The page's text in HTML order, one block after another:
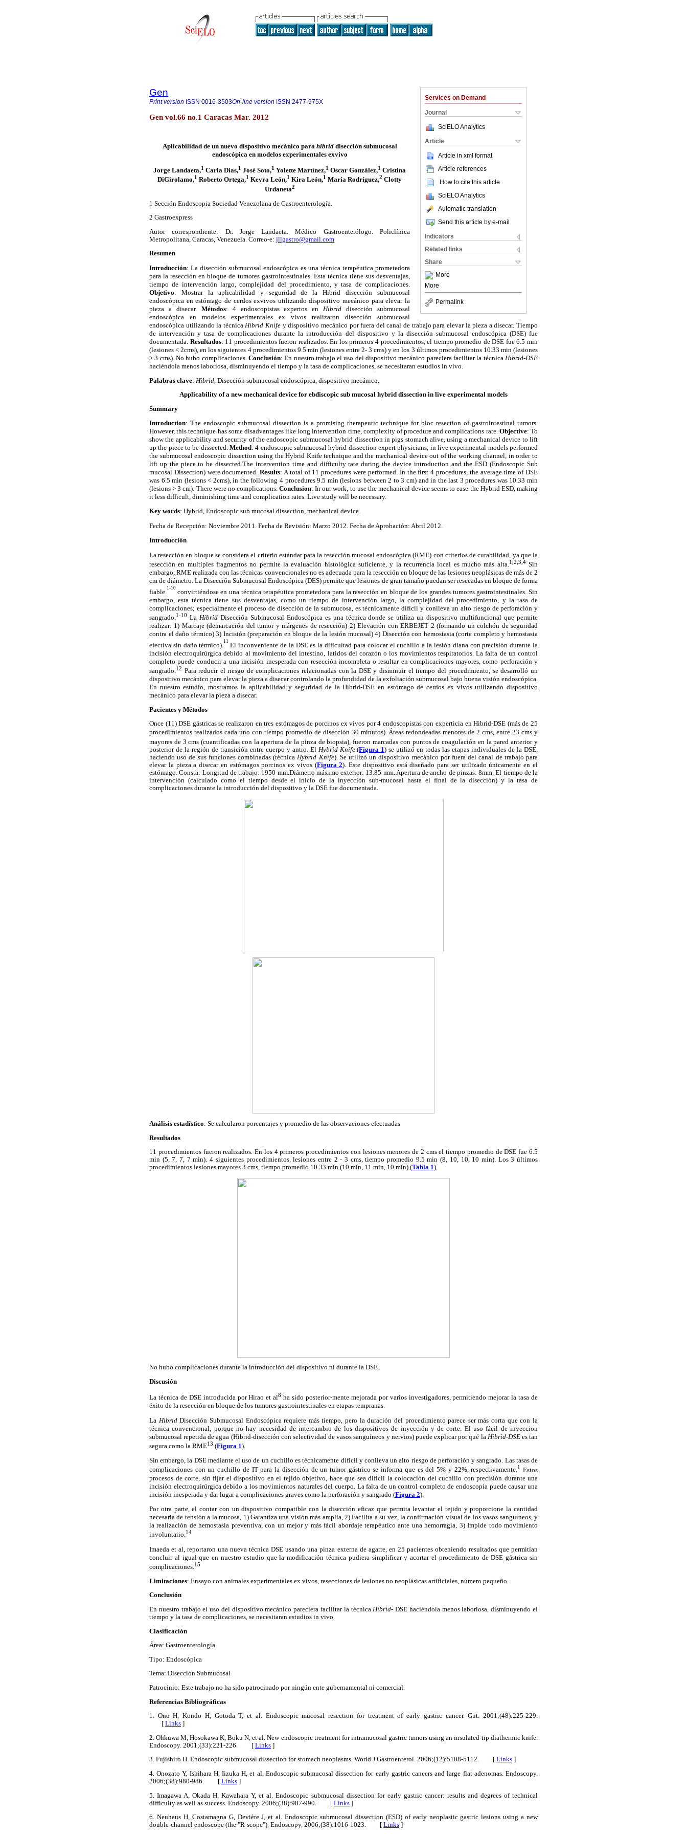
Services on Demand
Journal
SciELO Analytics
Article
Article in xml format
Article references
How to cite this article
SciELO Analytics
Automatic translation
Send this article by e-mail
Indicators
Related links
Share
More
More
Permalink
Gen
Print version ISSN 0016-3503On-line version ISSN 2477-975X
Gen vol.66 no.1 Caracas Mar. 2012
Aplicabilidad de un nuevo dispositivo mecánico para hibrid disección submucosal
endoscópica en modelos experimentales exvivo
Jorge Landaeta,1 Carla Dias,1 José Soto,1 Yolette Martínez,1 Oscar González,1 Cristina
DiGirolamo,1 Roberto Ortega,1 Keyra León,1 Kira León,1 María Rodríguez,2 Clotty
Urdaneta2
1 Sección Endoscopia Sociedad Venezolana de Gastroenterología.
2 Gastroexpress
Autor correspondiente: Dr. Jorge Landaeta. Médico Gastroenterólogo. Policlínica
Metropolitana, Caracas, Venezuela. Correo-e: jllgastro@gmail.com
Resumen
Introducción: La disección submucosal endoscópica es una técnica terapéutica prometedora
para la resección en bloque de tumores gastrointestinales. Esta técnica tiene sus desventajas,
tiempo de intervención largo, complejidad del procedimiento, y tasa de complicaciones.
Objetivo: Mostrar la aplicabilidad y seguridad de la Hibrid disección submucosal
endoscópica en estómago de cerdos exvivos utilizando dispositivo mecánico para elevar la
pieza a disecar. Métodos: 4 endoscopistas expertos en Hibriddisección submucosal
endoscópica en modelos experimentales ex vivos realizaron disección submucosal
endoscópica utilizando la técnica Hibrid Knife y dispositivo mecánico por fuera del canal de trabajo para elevar la pieza a disecar. Tiempo
de intervención y tasa de complicaciones durante la introducción del dispositivo y la disección submucosal endoscópica (DSE) fue
documentada. Resultados: 11 procedimientos fueron realizados. En los primeros 4 procedimientos, el tiempo promedio de DSE fue 6.5 min
(lesiones < 2cms), en los siguientes 4 procedimientos 9.5 min (lesiones entre 2- 3 cms) y en los 3 últimos procedimientos 10.33 min (lesiones
> 3 cms). No hubo complicaciones. Conclusión: En nuestro trabajo el uso del dispositivo mecánico pareciera facilitar la técnica Hibrid-DSE
haciéndola menos laboriosa, disminuyendo el tiempo y la tasa de complicaciones, se necesitaran estudios in vivo.
Palabras clave: Hibrid , Disección submucosal endoscópica, dispositivo mecánico.
Applicability of a new mechanical device for ebdiscopic sub mucosal hybrid dissection in live experimental models
Summary
Introduction: The endoscopic submucosal dissection is a promising therapeutic technique for bloc resection of gastrointestinal tumors.
However, this technique has some disadvantages like long intervention time, complexity of procedure and complications rate. Objective: To
show the applicability and security of the endoscopic submucosal hybrid dissection in pigs stomach alive, using a mechanical device to lift
up the piece to be dissected. Method: 4 endoscopic submucosal hybrid dissection expert physicians, in live experimental models performed
the submucosal endoscopic dissection using the Hybrid Knife technique and the mechanical device out of the working channel, in order to
lift up the piece to be dissected.The intervention time and difficulty rate during the device introduction and the ESD (Endoscopic Sub
mucosal Dissection) were documented.Results: A total of 11 procedures were performed. In the first 4 procedures, the average time of DSE
was 6.5 min (lesions < 2cms), in the following 4 procedures 9.5 min (lesions between 2 to 3 cm) and in the last 3 procedures was 10.33 min
(lesions > 3 cm). There were no complications.Conclusion: In our work, to use the mechanical device seems to ease the Hybrid ESD, making
it less difficult, diminishing time and complication rates. Live study will be necessary.
Key words: Hybrid, Endoscopic sub mucosal dissection, mechanical device.
Fecha de Recepción: Noviembre 2011. Fecha de Revisión: Marzo 2012. Fecha de Aprobación: Abril 2012.
Introducción
La resección en bloque se considera el criterio estándar para la resección mucosal endoscópica (RME) con criterios de curabilidad, ya que la
resección en multiples fragmentos no permite la evaluación histológica suficiente, y la recurrencia local es mucho más alta.1,2,3,4 Sin
embargo, RME realizada con las técnicas convencionales no es adecuada para la resección en bloque de las lesiones neoplásicas de más de 2
cm de diámetro. La Disección Submucosal Endoscópica (DES) permite que lesiones de gran tamaño puedan ser resecadas en bloque de forma
fiable.
1-10
convirtiéndose en una técnica terapéutica prometedora para la resección en bloque de los grandes tumores gastrointestinales. Sin
embargo, esta técnica tiene sus desventajas, como un tiempo de intervención largo, la complejidad del procedimiento, y la tasa de
complicaciones; especialmente el proceso de disección de la submucosa, es técnicamente difícil y conlleva un alto riesgo de perforación y
sangrado.1-10 La Hibrid Disección Submucosal Endoscópica es una técnica donde se utiliza un dispositivo multifuncional que permite
realizar: 1) Marcaje (demarcación del tumor y márgenes de resección) 2) Elevación con ERBEJET 2 (formando un colchón de seguridad
contra el daño térmico) 3) Incisión (preparación en bloque de la lesión mucosal) 4) Disección con hemostasia (corte completo y hemostasia
efectiva sin daño térmico).
11
El inconveniente de la DSE es la dificultad para colocar el cuchillo a la lesión diana con precisión durante la
incisión electroquirúrgica debido al movimiento del intestino, latidos del corazón o los movimientos respiratorios. La falta de un control
completo puede conducir a una incisión inesperada con resección incompleta o resultar en complicaciones mayores, como perforación y
sangrado. 12 Para reducir el riesgo de complicaciones relacionadas con la DSE y disminuir el tiempo del procedimiento, se desarrolló un
dispositivo mecánico para elevar la pieza a disecar controlando la profundidad de la exfoliación submucosal bajo buena visión endoscópica.
En nuestro estudio, mostramos la aplicabilidad y seguridad de la Hibrid-DSE en estómago de cerdos ex vivos utilizando dispositivo
mecánico para elevar la pieza a disecar.
Pacientes y Métodos
Once (11) DSE gástricas se realizaron en tres estómagos de porcinos ex vivos por 4 endoscopistas con experticia en Hibrid-DSE (más de 25
procedimientos realizados cada uno con tiempo promedio de disección 30 minutos). Áreas redondeadas menores de 2 cms, entre 23 cms y
mayores de 3 cms (cuantificadas con la apertura de la pinza de biopsia), fueron marcadas con puntos de coagulación en la pared anterior y
posterior de la región de transición entre cuerpo y antro. El Hybrid Knife(Figura 1) se utilizó en todas las etapas individuales de la DSE,
haciendo uso de sus funciones combinadas (técnicaHybrid Knife). Se utilizó un dispositivo mecánico por fuera del canal de trabajo para
elevar la pieza a disecar en estómagos porcinos ex vivos (Figura 2). Este dispositivo está diseñado para ser utilizado únicamente en el
estómago. Consta: Longitud de trabajo: 1950 mm.Diámetro máximo exterior: 13.85 mm. Apertura de ancho de pinzas: 8mm. El tiempo de la
intervención (calculado como el tiempo desde el inicio de la inyección sub-mucosal hasta el final de la disección) y la tasa de
complicaciones durante la introducción del dispositivo y la DSE fue documentada.
Análisis estadístico: Se calcularon porcentajes y promedio de las observaciones efectuadas
Resultados
11 procedimientos fueron realizados. En los 4 primeros procedimientos con lesiones menores de 2 cms el tiempo promedio de DSE fue 6.5
min (5, 7, 7, 7 min). 4 siguientes procedimientos, lesiones entre 2 - 3 cms, tiempo promedio 9.5 min (8, 10, 10, 10 min). Los 3 últimos
procedimientos lesiones mayores 3 cms, tiempo promedio 10.33 min (10 min, 11 min, 10 min) (Tabla 1).
No hubo complicaciones durante la introducción del dispositivo ni durante la DSE.
Discusión
La técnica de DSE introducida por Hirao et al8ha sido posterior-mente mejorada por varios investigadores, permitiendo mejorar la tasa de
éxito de la resección en bloque de los tumores gastrointestinales en etapas tempranas.
La HibridDisección Submucosal Endoscópica requiere más tiempo, pero la duración del procedimiento parece ser más corta que con la
técnica convencional, porque no hay necesidad de intercambio de los dispositivos de inyección y de corte. El uso fácil de inyeccion
submucosal repetida de agua (Hibrid-disección con selectividad de vasos sanguíneos y nervios) puede explicar por qué la Hibrid-DSE es tan
segura como la RME13 (Figura 1).
Sin embargo, la DSE mediante el uso de un cuchillo es técnicamente difícil y conlleva un alto riesgo de perforación y sangrado. Las tasas de
complicaciones con un cuchillo de IT para la disección de un tumor gástrico se informa que es del 5% y 22%, respectivamente.1Estos
procesos de corte, sin fijar el dispositivo en el tejido objetivo, hace que sea difícil la colocación del cuchillo con precisión durante una
incisión electroquirúrgica debido a los movimientos naturales del cuerpo. La falta de un control completo de endoscopia puede causar una
incisión inesperada y dar lugar a complicaciones graves como la perforación y sangrado (Figura 2).
Por otra parte, el contar con un dispositivo compatible con la disección eficaz que permita levantar el tejido y proporcione la cantidad
necesaria de tensión a la mucosa, 1) Garantiza una visión más amplia, 2) Facilita a su vez, la confirmación visual de los vasos sanguíneos, y
la realización de hemostasia preventiva, con un mejor y más fácil abordaje terapéutico ante una hemorragia, 3) Impide todo movimiento
involuntario.14
Imaeda et al, reportaron una nueva técnica DSE usando una pinza externa de agarre, en 25 pacientes obteniendo resultados que permitían
concluir al igual que en nuestro estudio que la modificación técnica pudiera simplificar y acortar el procedimiento de DSE gástrica sin
complicaciones.15
Limitaciones: Ensayo con animales experimentales ex vivos, resecciones de lesiones no neoplásicas artificiales, número pequeño.
Conclusión
En nuestro trabajo el uso del dispositivo mecánico pareciera facilitar la técnicaHibrid- DSE haciéndola menos laboriosa, disminuyendo el
tiempo y la tasa de complicaciones, se necesitaran estudios in vivo.
Clasificación
Área: Gastroenterología
Tipo: Endoscópica
Tema: Disección Submucosal
Patrocinio: Este trabajo no ha sido patrocinado por ningún ente gubernamental ni comercial.
Referencias Bibliográficas
1. Ono H, Kondo H, Gotoda T, et al. Endoscopic mucosal resection for treatment of early gastric cancer. Gut. 2001;(48):225-229.
[ Links ]
2. Ohkuwa M, Hosokawa K, Boku N, et al. New endoscopic treatment for intramucosal gastric tumors using an insulated-tip diathermic knife.
Endoscopy. 2001;(33):221-226. [ Links ]
3. Fujishiro H. Endoscopic submucosal dissection for stomach neoplasms. World J Gastroenterol. 2006;(12):5108-5112. [ Links ]
4. Onozato Y, Ishihara H, Iizuka H, et al. Endoscopic submucosal dissection for early gastric cancers and large flat adenomas. Endoscopy.
2006;(38):980-986. [ Links ]
5. Imagawa A, Okada H, Kawahara Y, et al. Endoscopic submucosal dissection for early gastric cancer: results and degrees of technical
difficulty as well as success. Endoscopy. 2006;(38):987-990. [ Links ]
6. Neuhaus H, Costamagna G, Devière J, et al. Endoscopic submucosal dissection (ESD) of early neoplastic gastric lesions using a new
double-channel endoscope (the "R-scope"). Endoscopy. 2006;(38):1016-1023. [ Links ]